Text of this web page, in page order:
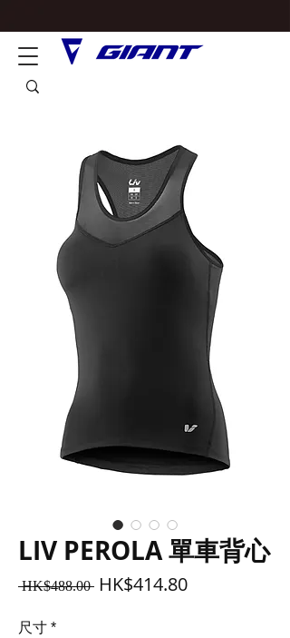
LIV PEROLA 單車背心
HK$488.00 一HK$414.80促
尺寸 *